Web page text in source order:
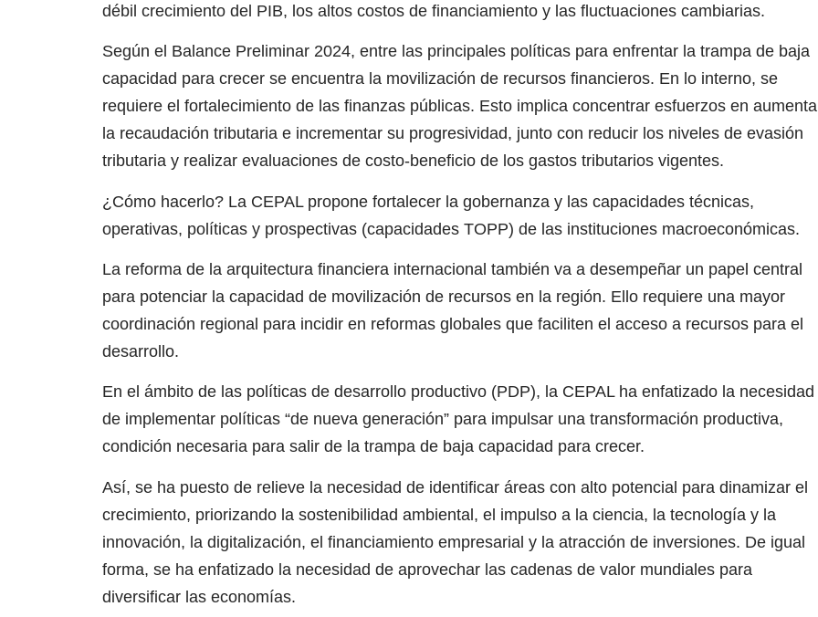
débil crecimiento del PIB, los altos costos de financiamiento y las fluctuaciones cambiarias.
Según el Balance Preliminar 2024, entre las principales políticas para enfrentar la trampa de baja
capacidad para crecer se encuentra la movilización de recursos financieros. En lo interno, se
requiere el fortalecimiento de las finanzas públicas. Esto implica concentrar esfuerzos en
la recaudación tributaria e incrementar su progresividad, junto con reducir los niveles de evasión
tributaria y realizar evaluaciones de costo-beneficio de los gastos tributarios vigentes.
¿Cómo hacerlo? La CEPAL propone fortalecer la gobernanza y las capacidades técnicas,
operativas, políticas y prospectivas (capacidades TOPP) de las instituciones macroeconómicas.
La reforma de la arquitectura financiera internacional también va a desempeñar un papel central
para potenciar la capacidad de movilización de recursos en la región. Ello requiere una mayor
coordinación regional para incidir en reformas globales que faciliten el acceso a recursos para el
desarrollo.
En el ámbito de las políticas de desarrollo productivo (PDP), la CEPAL ha enfatizado la necesidad
de implementar políticas “de nueva generación” para impulsar una transformación productiva,
condición necesaria para salir de la trampa de baja capacidad para crecer.
Así, se ha puesto de relieve la necesidad de identificar áreas con alto potencial para dinamizar el
crecimiento, priorizando la sostenibilidad ambiental, el impulso a la ciencia, la tecnología y la
innovación, la digitalización, el financiamiento empresarial y la atracción de inversiones. De igual
forma, se ha enfatizado la necesidad de aprovechar las cadenas de valor mundiales para
diversificar las economías.